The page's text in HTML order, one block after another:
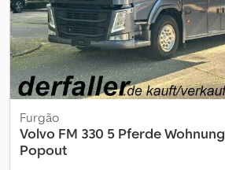
Furgão
Volvo FM 330 5 Pferde Wohnung
Popout